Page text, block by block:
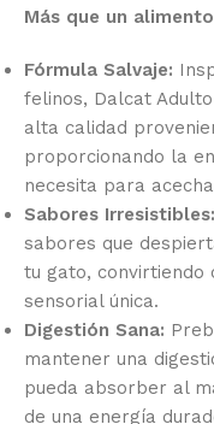
Más que un
Fórmula Salvaje:
felinos, Dalcat
alta calidad
proporcionando la
necesita para
Sabores Irresistibles:
sabores que
tu gato, convirtiendo
sensorial única.
Digestión Sana:
mantener una
pueda absorber al
de una energía